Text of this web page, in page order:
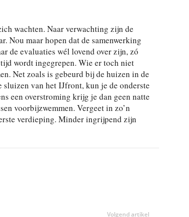
wachten. Naar verwachting zijn de
Nou maar hopen dat de samenwerking
de evaluaties wél lovend over zijn, zó
wordt ingegrepen. Wie er toch niet
Net zoals is gebeurd bij de huizen in de
van het IJfront, kun je de onderste
een overstroming krijg je dan geen natte
voorbijzwemmen. Vergeet in zo’n
verdieping. Minder ingrijpend zijn
Volgend artikel